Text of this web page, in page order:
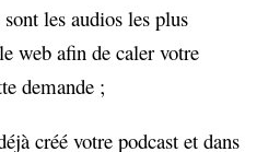
les audios les plus
web afin de caler votre
demande ;
créé votre podcast et dans